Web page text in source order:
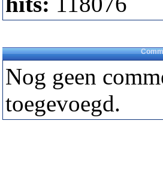
Nog geen
toegevoegd.